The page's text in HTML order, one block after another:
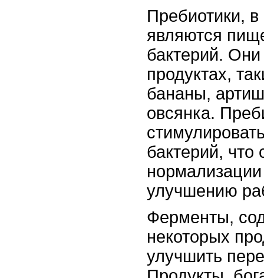
Пребиотики,
являются
бактерий.
продуктах,
бананы,
овсянка.
бактерий, что
улучшению
Ферменты,
некоторых
улучшить